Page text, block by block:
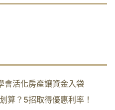
會活化房產讓資金入袋
算？5招取得優惠利率！